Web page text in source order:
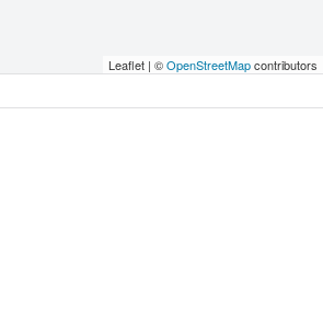
Leaflet | ©OpenStreetMapcontributors